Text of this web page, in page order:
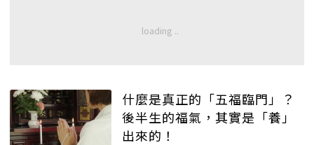
什麼是真正的「五福臨門」？
後半生的福氣，其實是「養」
出來的！